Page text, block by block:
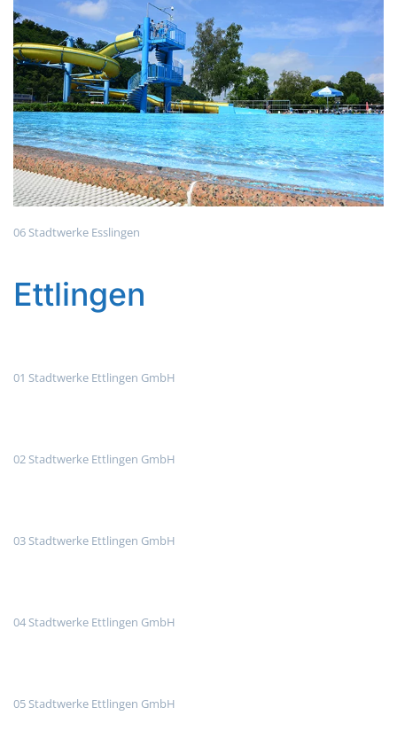
06 Stadtwerke Esslingen
Ettlingen
01 Stadtwerke Ettlingen GmbH
02 Stadtwerke Ettlingen GmbH
03 Stadtwerke Ettlingen GmbH
04 Stadtwerke Ettlingen GmbH
05 Stadtwerke Ettlingen GmbH